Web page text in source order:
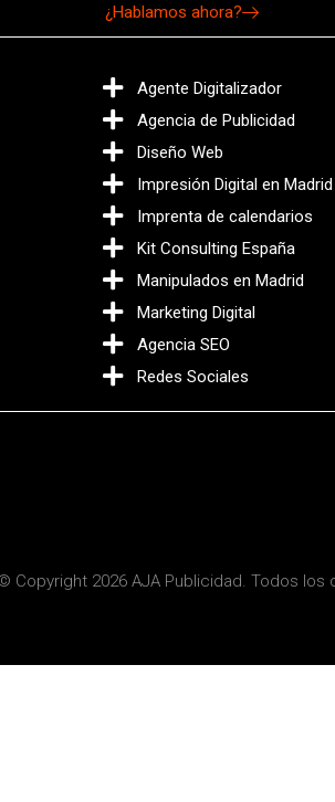
¿Hablamos ahora?
Agente Digitalizador
Agencia de Publicidad
Diseño Web
Impresión Digital en Madrid
Imprenta de calendarios
Kit Consulting España
Manipulados en Madrid
Marketing Digital
Agencia SEO
Redes Sociales
Copyright 2026 AJA Publicidad. Todos los